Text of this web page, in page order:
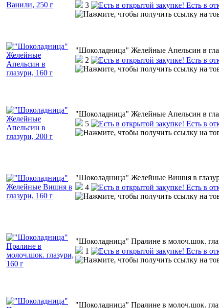
3
Есть в
"Шоколадница" Желейные Апельсин в
2
Есть в
"Шоколадница" Желейные Апельсин в
5
Есть в
"Шоколадница" Желейные Вишня в
4
Есть в
"Шоколадница" Пралине в молоч.шок.
1
Есть в
"Шоколадница" Пралине в молоч.шок.